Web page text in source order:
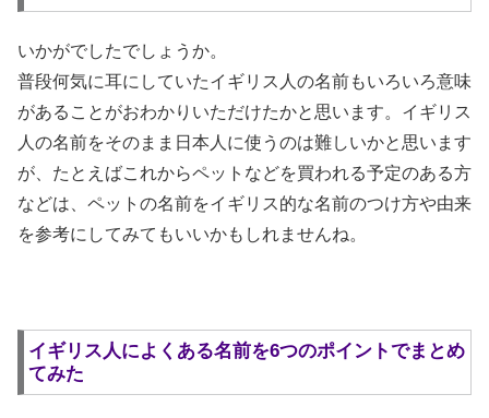
いかがでしたでしょうか。
普段何気に耳にしていたイギリス人の名前もいろいろ意味
があることがおわかりいただけたかと思います。イギリス
人の名前をそのまま日本人に使うのは難しいかと思います
が、たとえばこれからペットなどを買われる予定のある方
などは、ペットの名前をイギリス的な名前のつけ方や由来
を参考にしてみてもいいかもしれませんね。
イギリス人によくある名前を6つのポイントでまとめ
てみた